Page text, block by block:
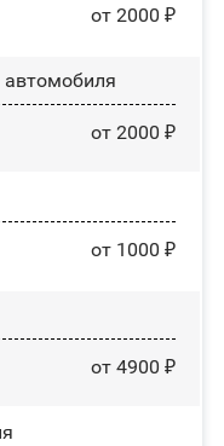
от 2000 ₽
от 2000 ₽
от 1000 ₽
от 4900 ₽